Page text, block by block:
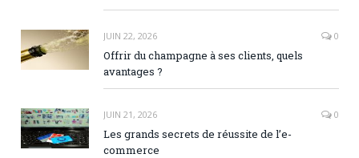
JUIN 22, 2026 0
Offrir du champagne à ses clients, quels
avantages ?
JUIN 21, 2026 0
Les grands secrets de réussite de l’e-
commerce